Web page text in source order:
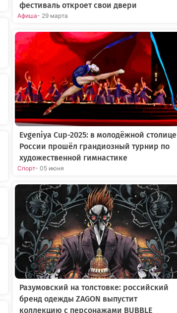
фестиваль откроет свои двери
Афиша- 29 марта
Evgeniya Cup-2025: в молодёжной столице
России прошёл грандиозный турнир по
художественной гимнастике
Спорт- 05 июня
Разумовский на толстовке: российский
бренд одежды ZAGON выпустит
коллекцию с персонажами BUBBLE